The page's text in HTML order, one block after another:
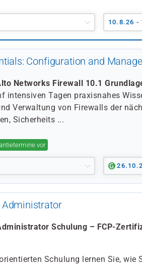
10.8.26 -
Configuration and
Networks Firewall 10.1
intensiven Tagen praxisnahes
Verwaltung von Firewalls der
Sicherheits ...
vor
Schulung – FCP-
Schulung lernen Sie, wie